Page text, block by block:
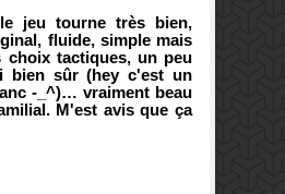
jeu tourne très bien,
fluide, simple mais
choix tactiques, un peu
bien sûr (hey c'est un
-_^)… vraiment beau
M'est avis que ça